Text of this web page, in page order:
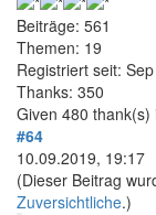
Beiträge: 561
Themen: 19
Registriert seit:
Thanks: 350
Given 480 thank(s)
#64
10.09.2019, 19:17
(Dieser Beitrag
Zuversichtliche.)